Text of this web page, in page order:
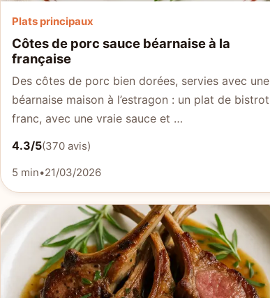
Plats principaux
Côtes de porc sauce béarnaise à la
française
Des côtes de porc bien dorées, servies avec une
béarnaise maison à l’estragon : un plat de bistrot
franc, avec une vraie sauce et …
4.3/5(370 avis)
5 min•21/03/2026